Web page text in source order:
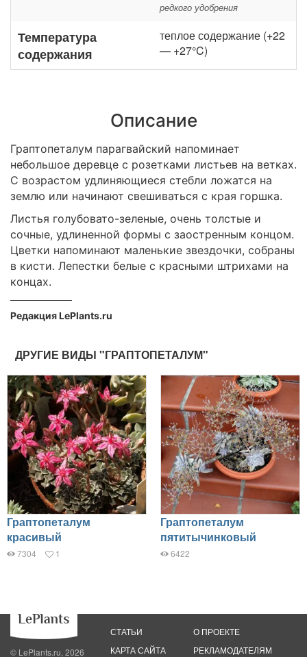
редкого удобрения
Температура
содержания
теплое содержание (+22
— +27°C)
Описание
Граптопеталум парагвайский напоминает
небольшое деревце с розетками листьев на ветках.
С возрастом удлиняющиеся стебли ложатся на
землю или начинают свешиваться с края горшка.
Листья голубовато-зеленые, очень толстые и
сочные, удлиненной формы с заостренным концом.
Цветки напоминают маленькие звездочки, собраны
в кисти. Лепестки белые с красными штрихами на
концах.
Редакция LePlants.ru
ДРУГИЕ ВИДЫ "ГРАПТОПЕТАЛУМ"
Граптопеталум
красивый
7304 1
Граптопеталум
пятитычинковый
6422
© LePlants.ru, 2026
СТАТЬИ
КАРТА САЙТА
О ПРОЕКТЕ
РЕКЛАМОДАТЕЛЯМ